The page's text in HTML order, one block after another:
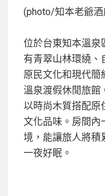
(photo/知本老爺酒
位於台東知本溫泉
有青翠山林環繞、
原民文化和現代簡
溫泉渡假休閒旅館
以時尚木質搭配原
文化品味。房間內
境，能讓旅人將積
一夜好眠。